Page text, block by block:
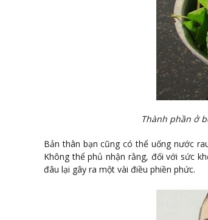
Thành phần ở
Bản thân bạn cũng có thể uống nước
Không thể phủ nhận rằng, đối với sức
đâu lại gây ra một vài điều phiền phức.